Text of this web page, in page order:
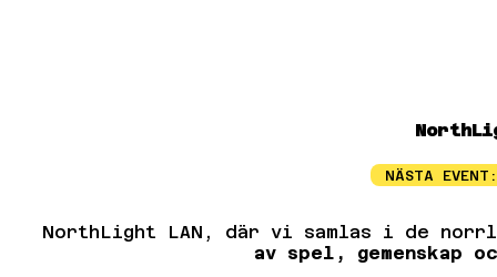
NÄSTA EVENT:
NorthLight LAN, där vi samlas i de
av spel, gemenskap